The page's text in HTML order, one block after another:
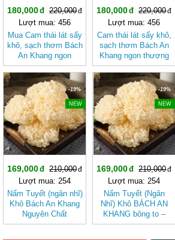
180,000
220,000
Lượt mua: 456
Mua Cam thái lát sấy
khô, sạch thơm Bách
An Khang ngon
thượng hạng
180,000
220,000
Lượt mua: 456
Cam thái lát sấy khô,
sạch thơm Bách An
Khang ngon thượng
hạng
-19%
NEW
169,000
210,000
Lượt mua: 254
Nấm Tuyết (ngân nhĩ)
Khô Bách An Khang
Nguyên Chất
-19%
NEW
169,000
210,000
Lượt mua: 254
Nấm Tuyết (Ngân
Nhĩ) Khô BÁCH AN
KHANG bông to –
Dưỡng Nhan, Nấu